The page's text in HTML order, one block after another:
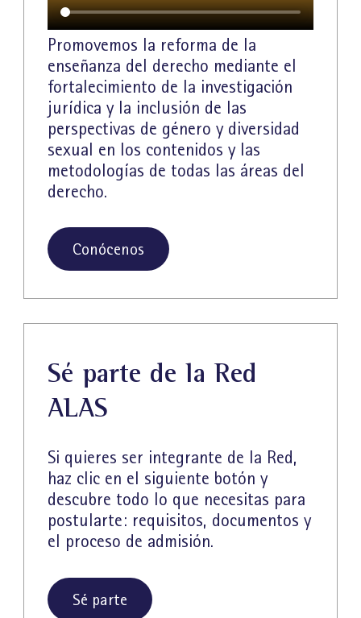
Promovemos la reforma de la
enseñanza del derecho mediante el
fortalecimiento de la investigación
jurídica y la inclusión de las
perspectivas de género y diversidad
sexual en los contenidos y las
metodologías de todas las áreas del
derecho.
Conócenos
Sé parte de la Red
ALAS
Si quieres ser integrante de la Red,
haz clic en el siguiente botón y
descubre todo lo que necesitas para
postularte: requisitos, documentos y
el proceso de admisión.
Sé parte